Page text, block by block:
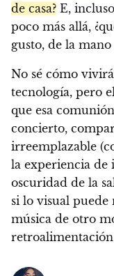
de casa? E,
poco más allá,
gusto, de la mano
No sé cómo
tecnología, pero
que esa
concierto,
irreemplazable
la experiencia
oscuridad de la
si lo visual
música de otro